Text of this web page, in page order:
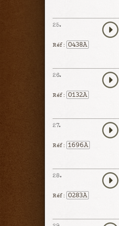
25.
Réf : 0438A
26.
Réf : 0132A
27.
Réf : 1696A
28.
Réf : 0283A